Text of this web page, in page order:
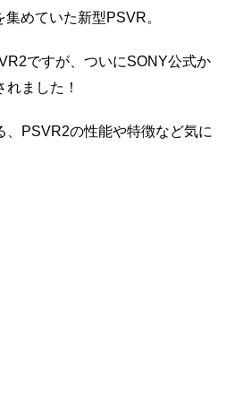
めていた新型PSVR。
ですが、ついにSONY公式か
ました！
、PSVR2の性能や特徴など気に